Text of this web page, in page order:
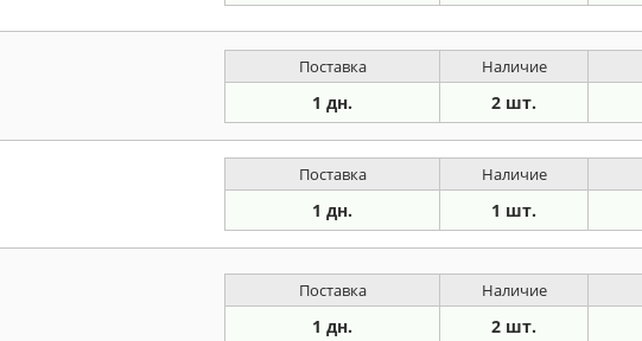
Поставка Наличие
1 дн. 2 шт.
Поставка Наличие
1 дн. 1 шт.
Поставка Наличие
1 дн. 2 шт.